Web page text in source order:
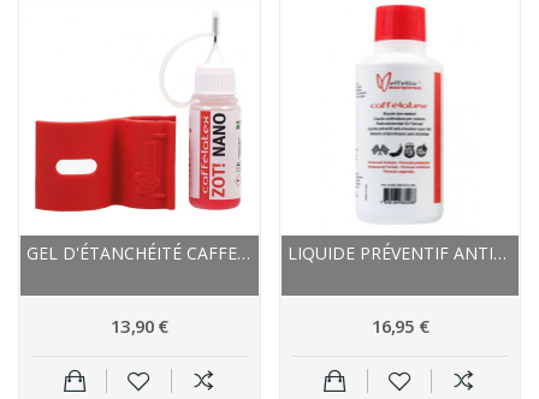
GEL D'ÉTANCHÉITÉ CAFFELATEX COLLE ZOT NANO 10ML
13,90 €
LIQUIDE PRÉVENTIF ANTICREVAISON CAFFELATEX...
16,95 €